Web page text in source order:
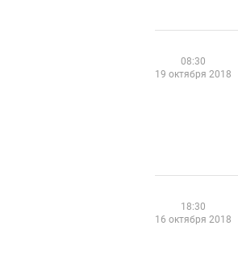
08:30
19 октября 2018
18:30
16 октября 2018